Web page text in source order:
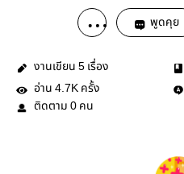
พูดคุย
งานเขียน 5 เรื่อง
อ่าน 4.7K ครั้ง
ติดตาม 0 คน